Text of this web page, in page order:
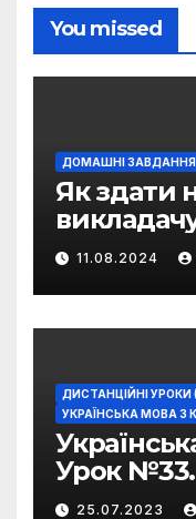
You missed
ДОМАШНІ ЗАВДАННЯ
Як здати
домашнє
11.08.2024
ДИСТАНЦІЙНІ
УКРАЇНСЬКА МОВА 3
Урок
25.07.2023